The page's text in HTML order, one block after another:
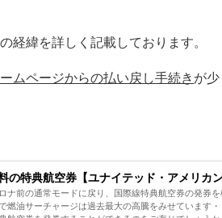
経緯を詳しく記載しております。
ムページからの払い戻し手続き が
の特典航空券【ユナイテッド・アメリカ
ナ前の通常モードに戻り、国際線特典航空券の発券
燃油サーチャージは過去最大の高騰をみせています